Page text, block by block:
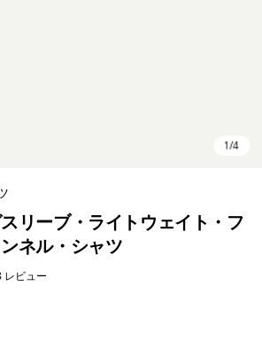
リーブ・ライトウェイト・フ
ネル・シャツ
レビュー